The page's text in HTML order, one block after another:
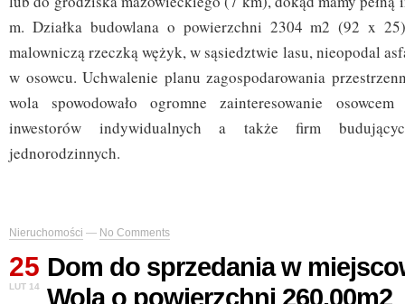
m. Działka budowlana o powierzchni 2304 m2 (92 x
malowniczą rzeczką wężyk, w sąsiedztwie lasu, nieopodal
w osowcu. Uchwalenie planu zagospodarowania
wola spowodowało ogromne zainteresowanie
inwestorów indywidualnych a także firm
jednorodzinnych.
Nieruchomości — No Comments
25
LUT 14
Dom do sprzedania w
Wola o powierzchni 260.00m2